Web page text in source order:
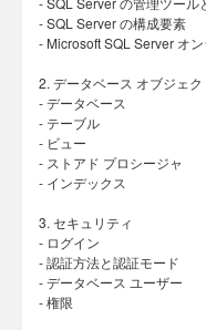
- SQL Server の構成要素
- Microsoft SQL Server オ
2. データベース オブジェク
- データベース
- テーブル
- ビュー
- ストアド プロシージャ
- インデックス
3. セキュリティ
- ログイン
- 認証方法と認証モード
- データベース ユーザー
- 権限